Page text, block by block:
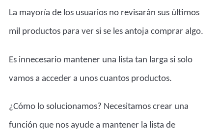
La mayoría de los usuarios no revisarán sus últimos
mil productos para ver si se les antoja comprar algo.
Es innecesario mantener una lista tan larga si solo
vamos a acceder a unos cuantos productos.
¿Cómo lo solucionamos? Necesitamos crear una
función que nos ayude a mantener la lista de